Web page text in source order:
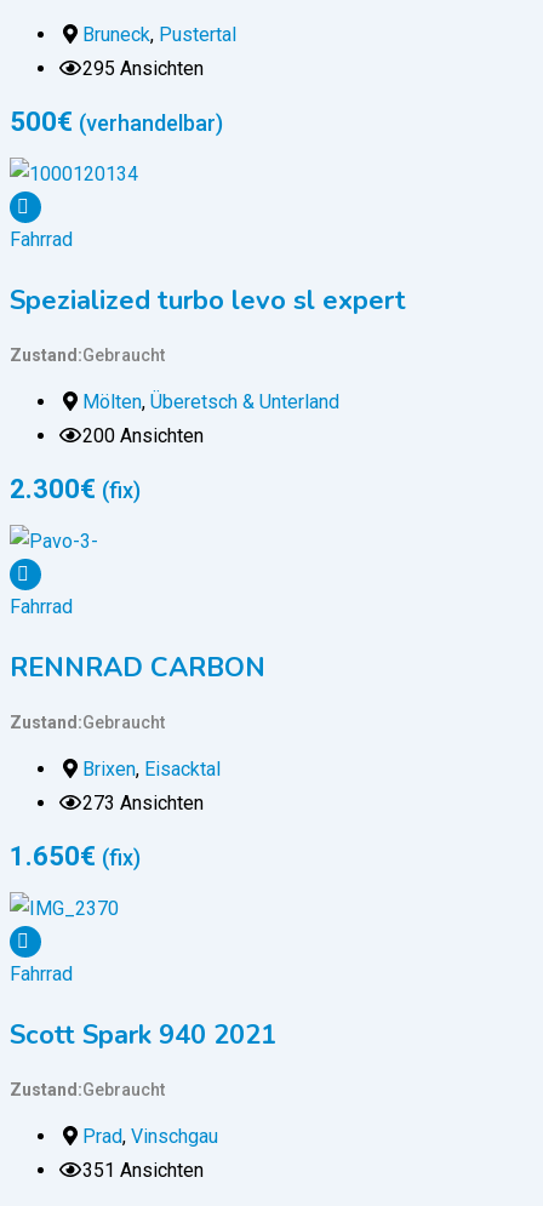
Bruneck, Pustertal
295 Ansichten
500€ (verhandelbar)
Fahrrad
Spezialized turbo levo sl expert
Zustand Gebraucht
Mölten, Überetsch & Unterland
200 Ansichten
2.300€ (fix)
Fahrrad
RENNRAD CARBON
Zustand Gebraucht
Brixen, Eisacktal
273 Ansichten
1.650€ (fix)
Fahrrad
Scott Spark 940 2021
Zustand Gebraucht
Prad, Vinschgau
351 Ansichten